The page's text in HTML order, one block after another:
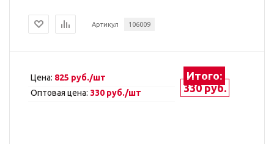
Артикул 106009
Цена: 825 руб./шт
Оптовая цена: 330 руб./шт
Итого:
330 руб.